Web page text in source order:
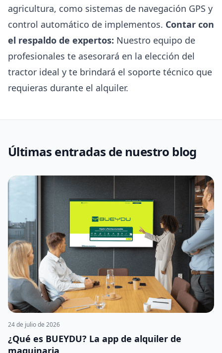
agricultura, como sistemas de navegación GPS y
control automático de implementos. Contar con
el respaldo de expertos: Nuestro equipo de
profesionales te asesorará en la elección del
tractor ideal y te brindará el soporte técnico que
requieras durante el alquiler.
Últimas entradas de nuestro blog
24 de julio de 2026
¿Qué es BUEYDU? La app de alquiler de